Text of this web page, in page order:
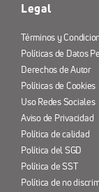
Legal
Términos y
Políticas de Datos
Derechos de Autor
Políticas de Cookies
Uso Redes Sociales
Aviso de Privacidad
Política de calidad
Política del SGD
Política de SST
Política de no